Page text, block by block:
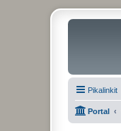
Pikalinkit
Portal